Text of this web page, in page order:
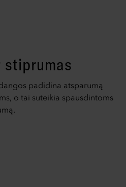
stiprumas
padidina atsparumą
o tai suteikia spausdintoms